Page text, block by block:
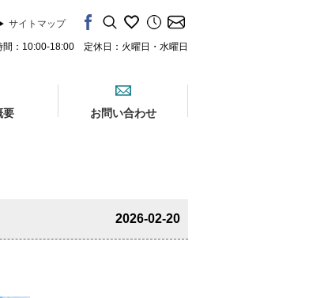
サイトマップ
間：10:00-18:00 定休日：火曜日・水曜日
要 お問い合わせ
2026-02-20